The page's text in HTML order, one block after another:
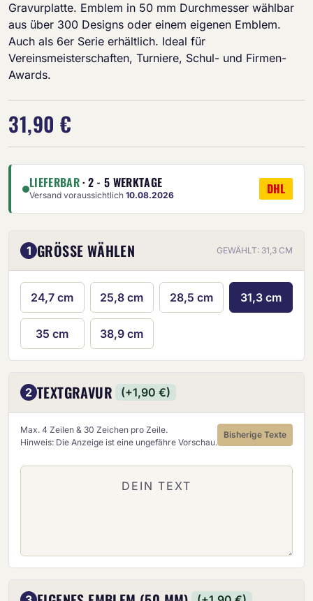
Gravurplatte. Emblem in 50 mm Durchmesser wählbar
aus über 300 Designs oder einem eigenen Emblem.
Auch als 6er Serie erhältlich. Ideal für
Vereinsmeisterschaften, Turniere, Schul- und Firmen-
Awards.
31,90 €
LIEFERBAR· 2 - 5 WERKTAGE
Versand voraussichtlich 10.08.2026 DHL
1 GRÖSSE WÄHLEN GEWÄHLT: 31,3 CM
24,7 cm 25,8 cm 28,5 cm 31,3 cm
35 cm 38,9 cm
2 TEXTGRAVUR (+1,90 €)
Max. 4 Zeilen & 30 Zeichen pro Zeile.
Hinweis: Die Anzeige ist eine ungefähre Vorschau.
Bisherige Texte